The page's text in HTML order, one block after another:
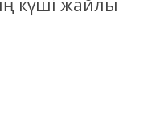
күші жайлы